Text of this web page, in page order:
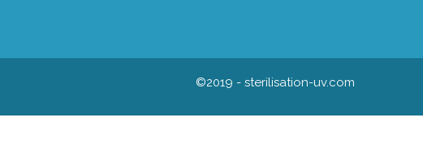
©2019 - sterilisation-uv.com